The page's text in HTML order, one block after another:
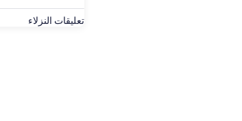
تعليقات النزلاء